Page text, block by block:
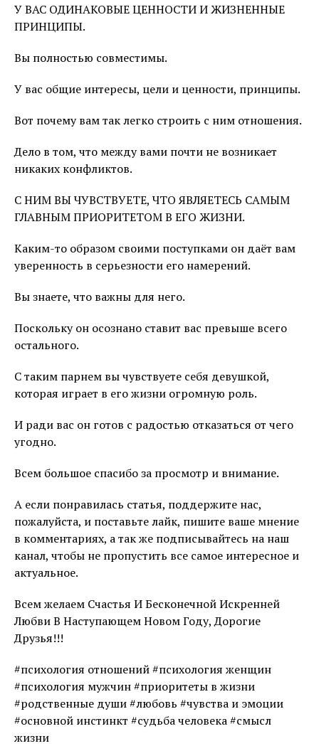
У ВАС ОДИНАКОВЫЕ ЦЕННОСТИ И ЖИЗНЕННЫЕ
ПРИНЦИПЫ.
Вы полностью совместимы.
У вас общие интересы, цели и ценности, принципы.
Вот почему вам так легко строить с ним отношения.
Дело в том, что между вами почти не возникает
никаких конфликтов.
С НИМ ВЫ ЧУВСТВУЕТЕ, ЧТО ЯВЛЯЕТЕСЬ САМЫМ
ГЛАВНЫМ ПРИОРИТЕТОМ В ЕГО ЖИЗНИ.
Каким-то образом своими поступками он даёт вам
уверенность в серьезности его намерений.
Вы знаете, что важны для него.
Поскольку он осознано ставит вас превыше всего
остального.
С таким парнем вы чувствуете себя девушкой,
которая играет в его жизни огромную роль.
И ради вас он готов с радостью отказаться от чего
угодно.
Всем большое спасибо за просмотр и внимание.
А если понравилась статья, поддержите нас,
пожалуйста, и поставьте лайк, пишите ваше мнение
в комментариях, а так же подписывайтесь на наш
канал, чтобы не пропустить все самое интересное и
актуальное.
Всем желаем Счастья И Бесконечной Искренней
Любви В Наступающем Новом Году, Дорогие
Друзья!!!
#психология отношений #психология женщин
#психология мужчин #приоритеты в жизни
#родственные души #любовь #чувства и эмоции
#основной инстинкт #судьба человека #смысл
жизни